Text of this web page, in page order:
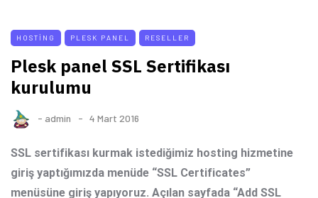
HOSTING PLESK PANEL RESELLER
Plesk panel SSL Sertifikası
kurulumu
- admin 4 Mart 2016
SSL sertifikası kurmak istediğimiz hosting hizmetine
giriş yaptığımızda menüde “SSL Certificates”
menüsüne giriş yapıyoruz. Açılan sayfada “Add SSL